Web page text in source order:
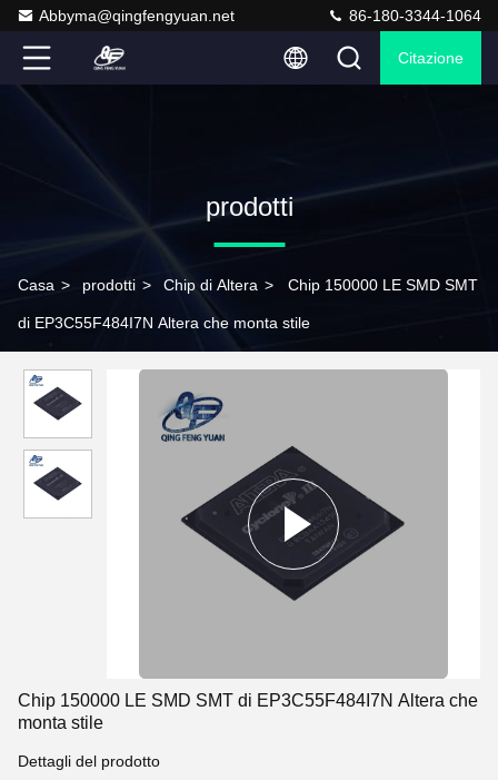
Abbyma@qingfengyuan.net 86-180-3344-1064
Citazione
prodotti
Casa > prodotti > Chip di Altera > Chip 150000 LE SMD SMT
di EP3C55F484I7N Altera che monta stile
Chip 150000 LE SMD SMT di EP3C55F484I7N Altera che
monta stile
Dettagli del prodotto